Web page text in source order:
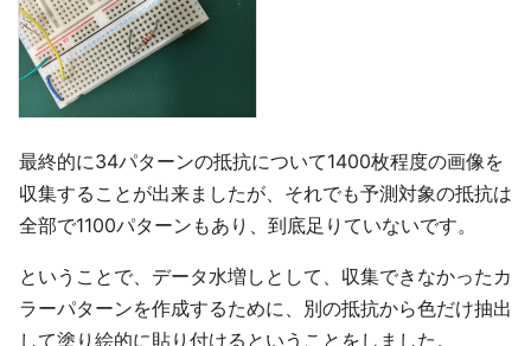
最終的に34パターンの抵抗について1400枚程度の画像を
収集することが出来ましたが、それでも予測対象の抵抗は
全部で1100パターンもあり、到底足りていないです。
ということで、データ水増しとして、収集できなかったカ
ラーパターンを作成するために、別の抵抗から色だけ抽出
して塗り絵的に貼り付けるということをしました。